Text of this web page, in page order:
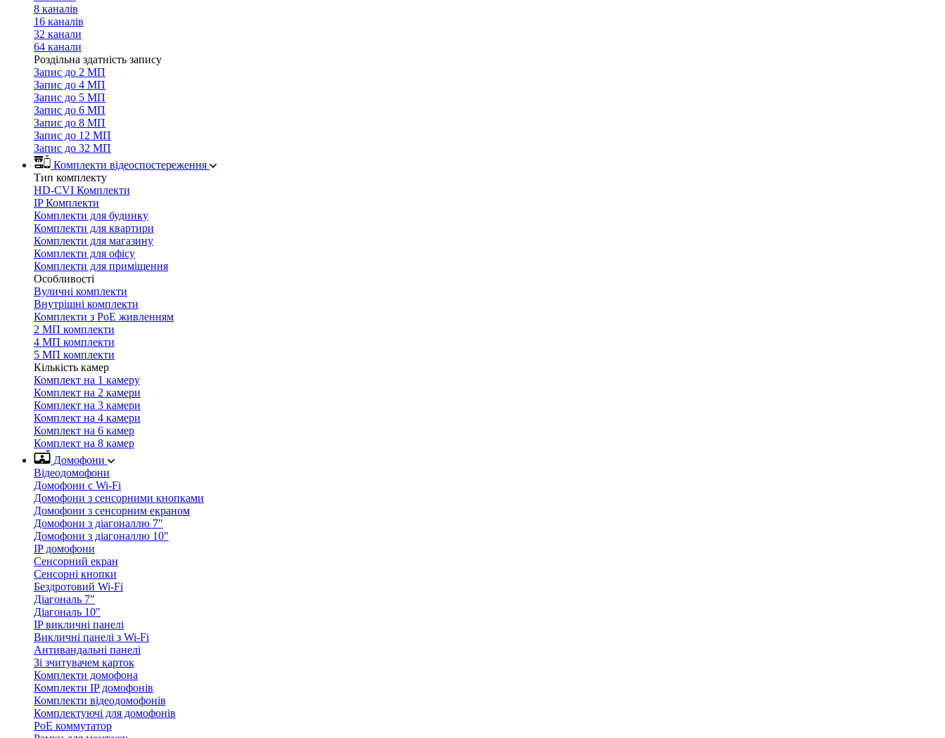
8 каналів
16 каналів
32 канали
64 канали
Роздільна здатність запису
Запис до 2 МП
Запис до 4 МП
Запис до 5 МП
Запис до 6 МП
Запис до 8 МП
Запис до 12 МП
Запис до 32 МП
Комплекти відеоспостереження
Тип комплекту
HD-CVI Комплекти
IP Комплекти
Комплекти для будинку
Комплекти для квартири
Комплекти для магазину
Комплекти для офісу
Комплекти для приміщення
Особливості
Вуличні комплекти
Внутрішні комплекти
Комплекти з PoE живленням
2 МП комплекти
4 МП комплекти
5 МП комплекти
Кількість камер
Комплект на 1 камеру
Комплект на 2 камери
Комплект на 3 камери
Комплект на 4 камери
Комплект на 6 камер
Комплект на 8 камер
Домофони
Відеодомофони
Домофони с Wi-Fi
Домофони з сенсорними кнопками
Домофони з сенсорним екраном
Домофони з діагоналлю 7"
Домофони з діагоналлю 10"
IP домофони
Сенсорний екран
Сенсорні кнопки
Бездротовий Wi-Fi
Діагональ 7"
Діагональ 10"
IP викличні панелі
Викличні панелі з Wi-Fi
Антивандальні панелі
Зі зчитувачем карток
Комплекти домофона
Комплекти IP домофонів
Комплекти відеодомофонів
Комплектуючі для домофонів
PoE коммутатор